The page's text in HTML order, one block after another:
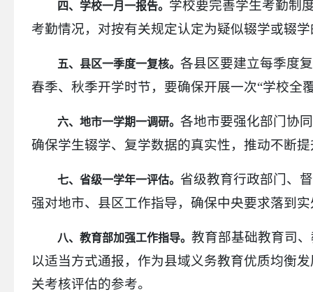
四、学校一月一报告。 学校要完善学生考勤制
考勤情况，对按有关规定认定为疑似辍学或辍
五、县区一季度一复核。各县区要建立每季度
春季、秋季开学时节，要确保开展一次“学校全
六、地市一学期一调研。各地市要强化部门协
确保学生辍学、复学数据的真实性，推动不断
七、省级一学年一评估。 省级教育行政部门、
强对地市、县区工作指导，确保中央要求落到
八、教育部加强工作指导。教育部基础教育司
以适当方式通报，作为县域义务教育优质均衡
关考核评估的参考。